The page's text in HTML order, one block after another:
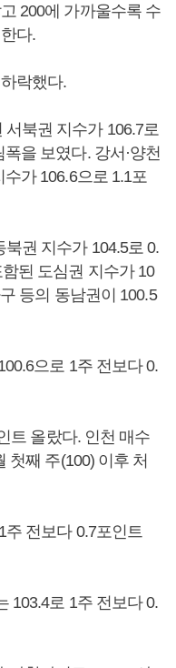
200에 가까울수록 수
다.
락했다.
서북권 지수가 106.7로
을 보였다. 강서·양천
가 106.6으로 1.1포
북권 지수가 104.5로 0.
된 도심권 지수가 10
등의 동남권이 100.5
으로 1주 전보다 0.
트 올랐다. 인천 매수
첫째 주(100) 이후 처
주 전보다 0.7포인트
103.4로 1주 전보다 0.